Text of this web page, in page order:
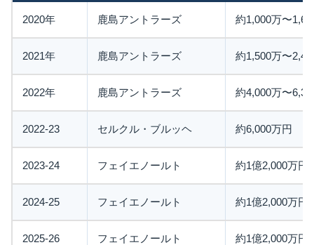
2020年 鹿島アントラーズ 約1,000万〜
2021年 鹿島アントラーズ 約1,500万〜
2022年 鹿島アントラーズ 約4,000万〜
2022-23 セルクル・ブルッヘ 約6,000万円
2023-24 フェイエノールト 約1億2,000万円
2024-25 フェイエノールト 約1億2,000万円
2025-26 フェイエノールト 約1億2,000万円